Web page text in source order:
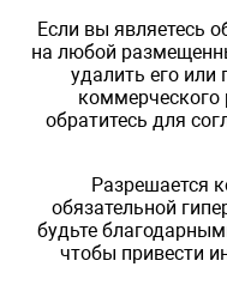
Если вы являетесь
на любой
удалить его или
обратитесь для
Разрешается
обязательной
будьте
чтобы привести